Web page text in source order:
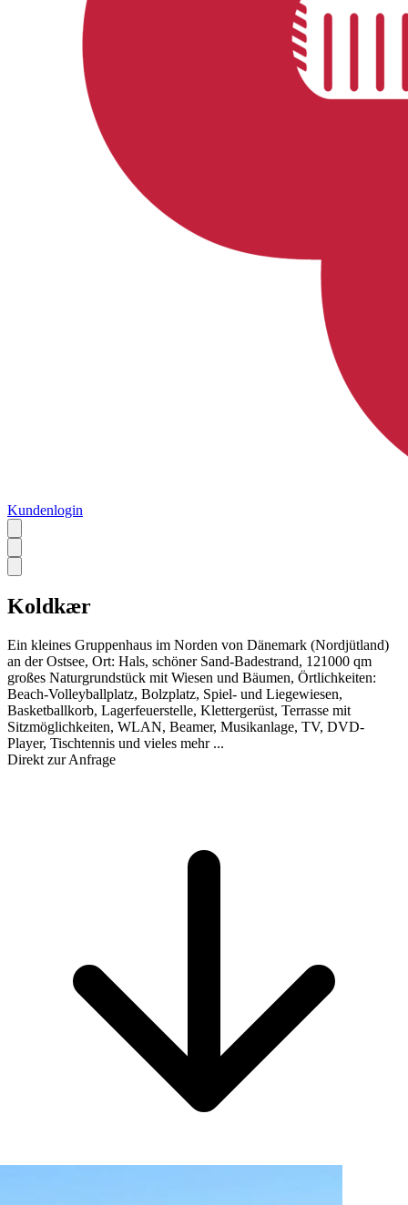
Kundenlogin
Koldkær
Ein kleines Gruppenhaus im Norden von Dänemark (Nordjütland)
an der Ostsee, Ort: Hals, schöner Sand-Badestrand, 121000 qm
großes Naturgrundstück mit Wiesen und Bäumen, Örtlichkeiten:
Beach-Volleyballplatz, Bolzplatz, Spiel- und Liegewiesen,
Basketballkorb, Lagerfeuerstelle, Klettergerüst, Terrasse mit
Sitzmöglichkeiten, WLAN, Beamer, Musikanlage, TV, DVD-
Player, Tischtennis und vieles mehr ...
Direkt zur Anfrage